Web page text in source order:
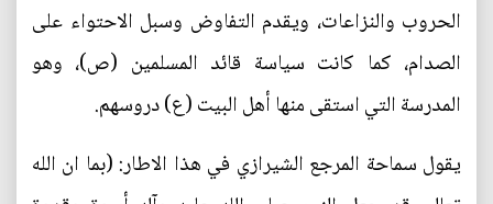
الحروب والنزاعات، ويقدم التفاوض وسبل الاحتواء على
الصدام، كما كانت سياسة قائد المسلمين (ص)، وهو
المدرسة التي استقى منها أهل البيت (ع) دروسهم.
يقول سماحة المرجع الشيرازي في هذا الاطار: (بما ان الله